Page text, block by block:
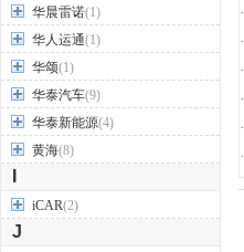
华晨雷诺(1)
华人运通(1)
华颂(1)
华泰汽车(9)
华泰新能源(4)
黄海(8)
iCAR(2)
J
·
·
·
·
·
·